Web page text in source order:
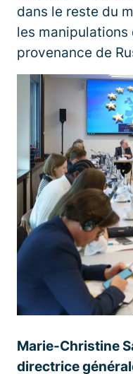
dans le reste du
les
provenance de
Marie-Christine
directrice